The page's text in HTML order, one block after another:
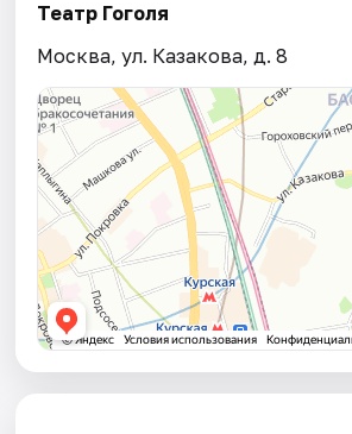
Театр Гоголя
Москва, ул. Казакова, д. 8